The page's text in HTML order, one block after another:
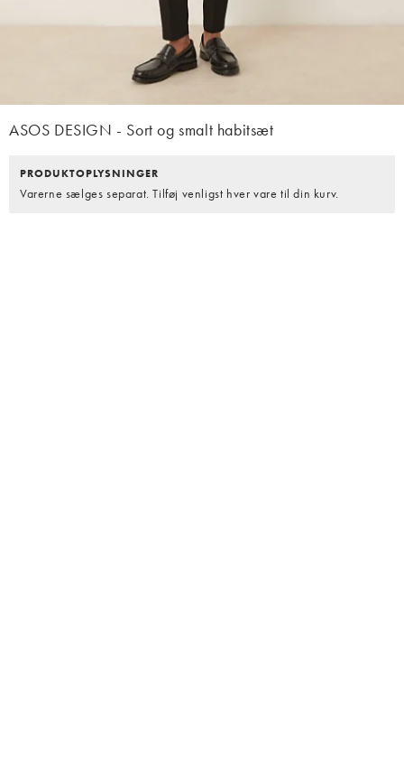
ASOS DESIGN - Sort og smalt habitsæt
PRODUKTOPLYSNINGER
Varerne sælges separat. Tilføj venligst hver vare til din kurv.